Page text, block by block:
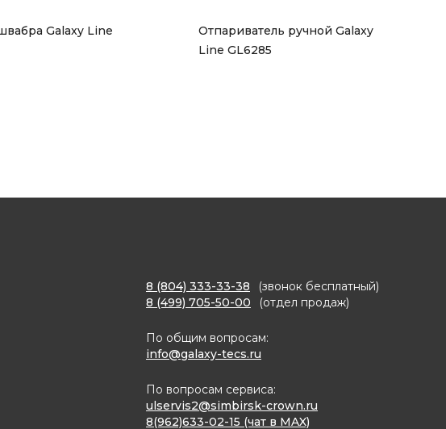
Galaxy Line
Отпариватель ручной Galaxy
Line GL6285
8 (804) 333-33-38
(звонок бесплатный)
8 (499) 705-50-00
(отдел продаж)
По общим вопросам:
info@galaxy-tecs.ru
По вопросам сервиса:
ulservis2@simbirsk-crown.ru
8(962)633-02-15 (чат в MAX)